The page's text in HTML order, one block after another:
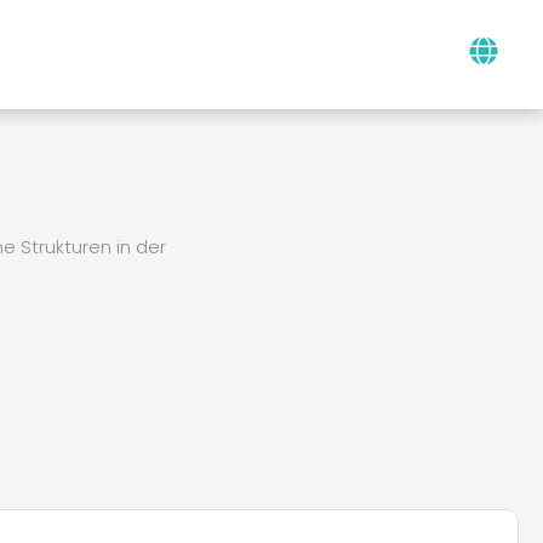
Strukturen in der